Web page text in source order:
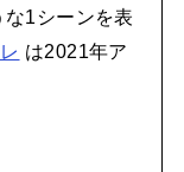
1シーンを表
は2021年ア